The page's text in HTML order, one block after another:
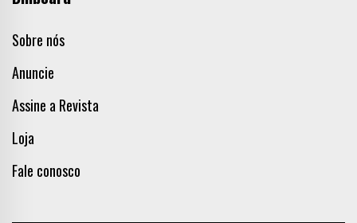
Sobre nós
Anuncie
Assine a Revista
Loja
Fale conosco